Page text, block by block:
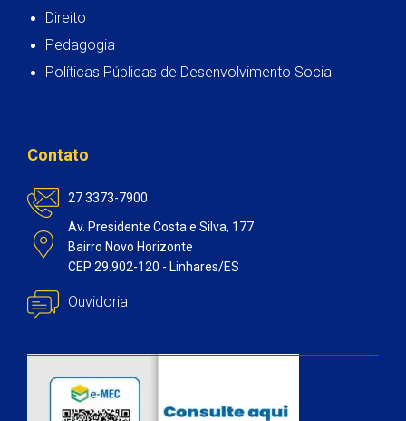
Direito
Pedagogia
Políticas Públicas de Desenvolvimento Social
Contato
27 3373-7900
Av. Presidente Costa e Silva, 177
Bairro Novo Horizonte
CEP 29.902-120 - Linhares/ES
Ouvidoria